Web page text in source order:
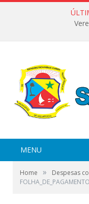
MENU
Home » Despesas